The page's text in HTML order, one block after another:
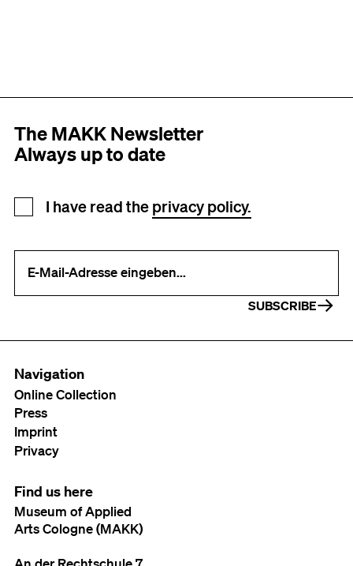
The MAKK Newsletter
Always up to date
Newsletter registration
I have read the privacy policy.
SUBSCRIBE
Navigation
Online Collection
Press
Imprint
Privacy
Find us here
Museum of Applied
Arts Cologne (MAKK)